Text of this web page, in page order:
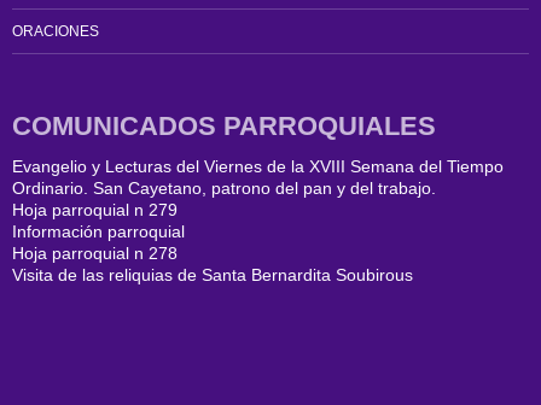
ORACIONES
COMUNICADOS PARROQUIALES
Evangelio y Lecturas del Viernes de la XVIII Semana del Tiempo
Ordinario. San Cayetano, patrono del pan y del trabajo.
Hoja parroquial n 279
Información parroquial
Hoja parroquial n 278
Visita de las reliquias de Santa Bernardita Soubirous